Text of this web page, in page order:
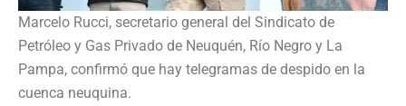
Marcelo Rucci, secretario general del Sindicato de
Petróleo y Gas Privado de Neuquén, Río Negro y La
Pampa, confirmó que hay telegramas de despido en la
cuenca neuquina.